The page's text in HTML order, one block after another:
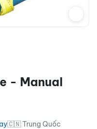
- Manual
🇨🇳 Trung Quốc